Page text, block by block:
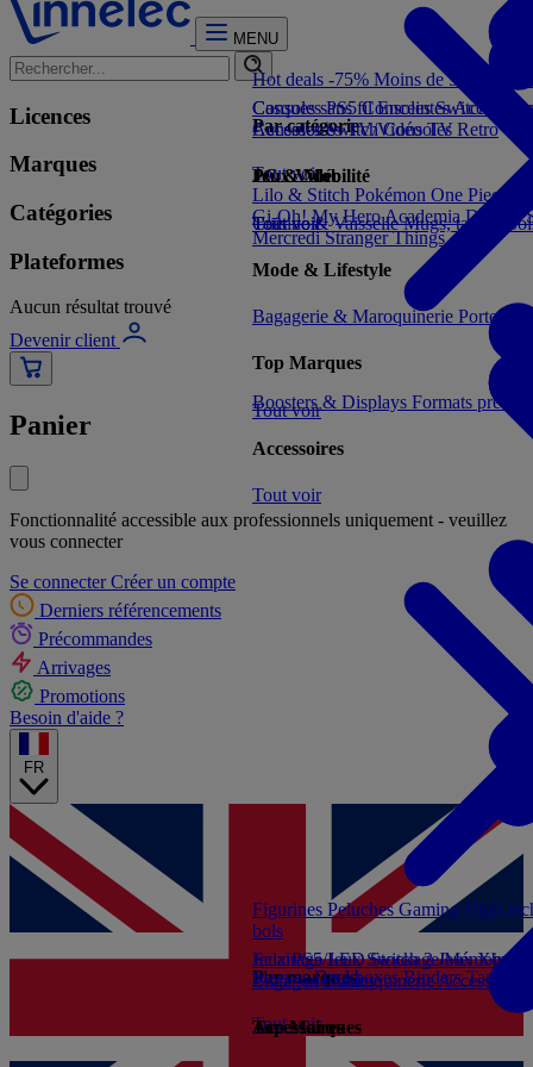
MENU
Licences
Marques
Catégories
Plateformes
Aucun résultat trouvé
Devenir client
Panier
Fonctionnalité accessible aux professionnels uniquement - veuillez
vous connecter
Se connecter Créer un compte
Derniers référencements
Précommandes
Arrivages
Promotions
Besoin d'aide ?
FR
Hot deals -75% Moins de 5€
Par catégorie
Tout voir
Figurines PeluchesGaming High-
bols
Par marques
Tout voir
Consoles PS5Consoles Switch 2
Consoles SwitchConsoles Retro
Jeux Vidéo
Tout voir
Jeux PS5Jeux Switch 2Jeux Xbox
Livres et Guides
Accessoires
Cuisine & VaisselleMugs, tasses,
Mode & Lifestyle
Bagagerie & Maroquinerie Porte-
Top Marques
Tout voir
Boosters & Displays Formats prêts
Accessoires
Tout voir
SleevesDeckboxesBindersTapis
Casques sans filEnceintes
Accessoires TV/VidéoTV
PC & Mobilité
Tout voir
Eclairage/LEDStockage/Mémoire
Bagagerie/MaroquinerieAccessoires
Top Marques
Lilo & Stitch Pokémon One Piece
Gi-Oh!My Hero AcademiaDemon
MercrediStranger Things